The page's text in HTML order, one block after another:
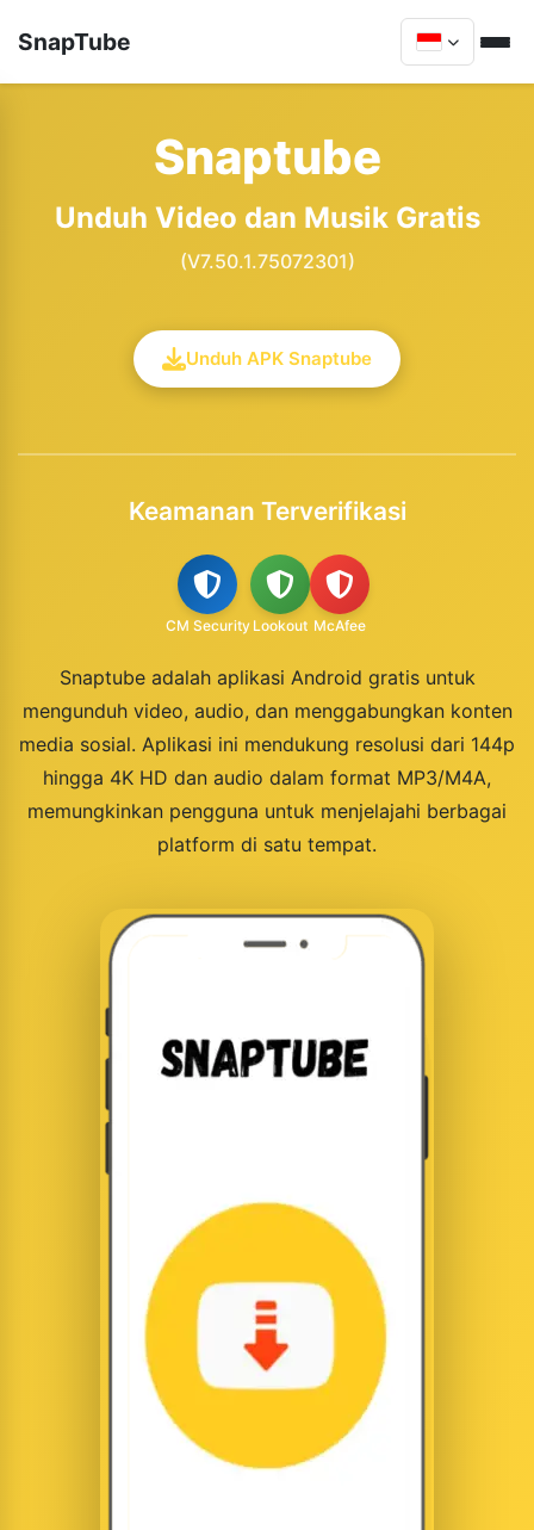
SnapTube
Snaptube
Unduh Video dan Musik Gratis
(V7.50.1.75072301)
Unduh APK Snaptube
Keamanan Terverifikasi
CM Security Lookout McAfee
Snaptube adalah aplikasi Android gratis untuk
mengunduh video, audio, dan menggabungkan konten
media sosial. Aplikasi ini mendukung resolusi dari 144p
hingga 4K HD dan audio dalam format MP3/M4A,
memungkinkan pengguna untuk menjelajahi berbagai
platform di satu tempat.